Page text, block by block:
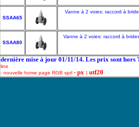
SSAA65
Vanne à 2 voies: raccord à
SSAA80
Vanne à 2 voies: raccord à
dernière mise à jour 01/11/14. Les prix sont
line
- nouvelle home page RGB sprl - px : utf20